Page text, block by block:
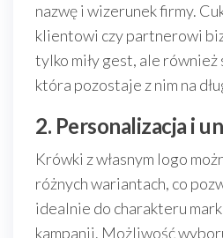
nazwę i wizerunek firmy.
klientowi czy partnerowi
tylko miły gest, ale
która pozostaje z nim na
2. Personalizacja i
Krówki z własnym logo
różnych wariantach, co
idealnie do charakteru
kampanii. Możliwość